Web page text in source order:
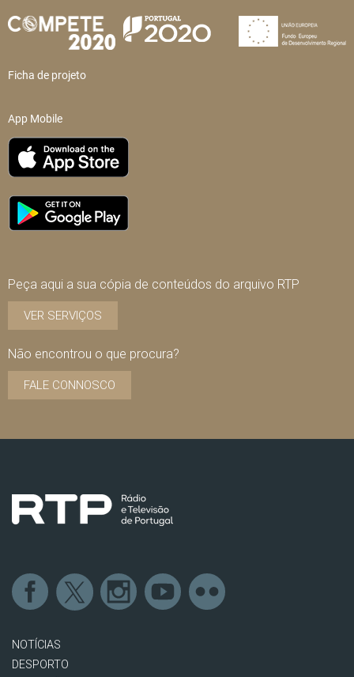
Ficha de projeto
App Mobile
Peça aqui a sua cópia de conteúdos do arquivo RTP
VER SERVIÇOS
Não encontrou o que procura?
FALE CONNOSCO
NOTÍCIAS
DESPORTO